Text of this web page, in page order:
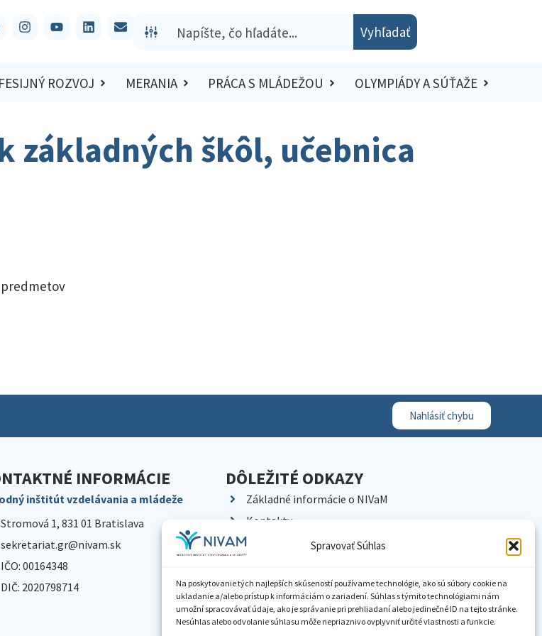
Spravovať Súhlas
Na poskytovanie tých najlepších skúseností používame technológie, ako sú súbory cookie na
ukladanie a/alebo prístup k informáciám o zariadení. Súhlas s týmito technológiami nám
umožní spracovávať údaje, ako je správanie pri prehliadaní alebo jedinečné ID na tejto stránke.
Nesúhlas alebo odvolanie súhlasu môže nepriaznivo ovplyvniť určité vlastnosti a funkcie.
Vyhľadať
ROZVOJ MERANIA PRÁCA S MLÁDEŽOU OLYMPIÁDY A SÚŤAŽE
základných škôl, učebnica
Nahlásiť chybu
INFORMÁCIE
inštitút vzdelávania a mládeže
Stromová 1, 831 01 Bratislava
sekretariat.gr@nivam.sk
IČO: 00164348
DIČ: 2020798714
DÔLEŽITÉ ODKAZY
Základné informácie o NIVaM
Kontakty
Kariéra
Pracoviská NIVaM
Dokumenty inštitúcie
Knižnica